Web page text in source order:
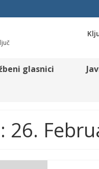
glasnici
26.